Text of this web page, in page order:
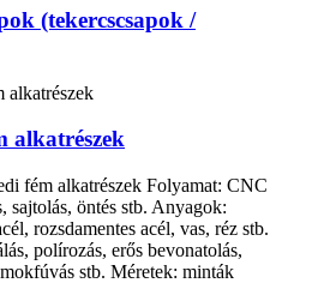
(tekercscsapok /
alkatrészek
fém alkatrészek Folyamat: CNC
sajtolás, öntés stb. Anyagok:
rozsdamentes acél, vas, réz stb.
polírozás, erős bevonatolás,
stb. Méretek: minták